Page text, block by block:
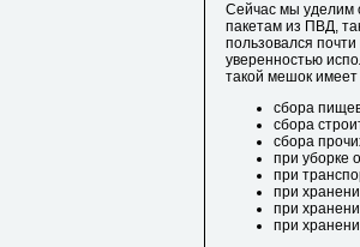
Сейчас мы уделим
пакетам из ПВД,
пользовался
уверенностью
такой мешок
сбора
сбора
сбора
при уборке
при
при
при
при